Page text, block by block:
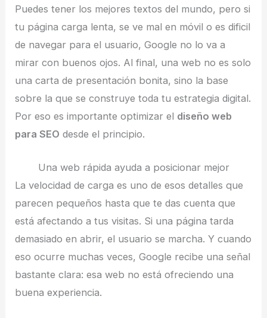
Puedes tener los mejores textos del mundo, pero si
tu página carga lenta, se ve mal en móvil o es dificil
de navegar para el usuario, Google no lo va a
mirar con buenos ojos. Al final, una web no es solo
una carta de presentación bonita, sino la base
sobre la que se construye toda tu estrategia digital.
Por eso es importante optimizar el diseño web
para SEO desde el principio.
Una web rápida ayuda a posicionar mejor
La velocidad de carga es uno de esos detalles que
parecen pequeños hasta que te das cuenta que
está afectando a tus visitas. Si una página tarda
demasiado en abrir, el usuario se marcha. Y cuando
eso ocurre muchas veces, Google recibe una señal
bastante clara: esa web no está ofreciendo una
buena experiencia.